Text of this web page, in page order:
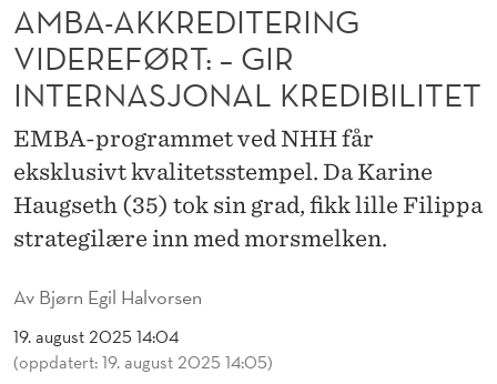
E
D
T
E
R
N
G
Av Bjørn Egil Halvorsen
19. august 2025 14:04
(oppdatert: 19. august 2025 14:05)
AMBA-AKKREDITERING
VIDEREFØRT: – GIR
INTERNASJONAL KREDIBILITET
EMBA-programmet ved NHH får
eksklusivt kvalitetsstempel. Da Karine
Haugseth (35) tok sin grad, fikk lille Filippa
strategilære inn med morsmelken.